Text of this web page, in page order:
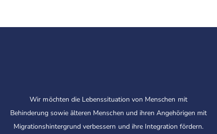
Wir möchten die Lebenssituation von Menschen mit
Behinderung sowie älteren Menschen und ihren Angehörigen mit
Migrationshintergrund verbessern und ihre Integration fördern.